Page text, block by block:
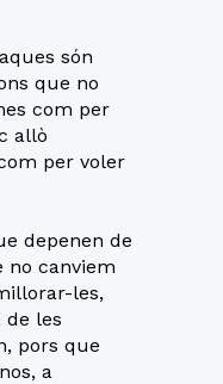
són
que no
com per
allò
per voler
depenen de
no canviem
les,
de les
pors que
a